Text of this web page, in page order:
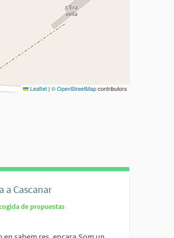
Leaflet | © OpenStreetMapcontributors
a Cascanar
de propuestas